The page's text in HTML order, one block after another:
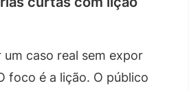
caso real sem expor
foco é a lição. O público